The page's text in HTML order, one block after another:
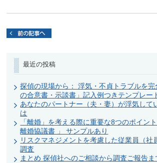
最近の投稿
探偵の現場から： 浮気・不貞トラブルを完
の合意書・示談書」記入例つきテンプレー
あなたのパートナー（夫・妻）が浮気して
は
「離婚」を考える際に重要な8つのポイン
離婚協議書 」 サンプルあり
リスクマネジメントを考慮した従業員（社
調査
まとめ 探偵社へのご相談から調査ご報告